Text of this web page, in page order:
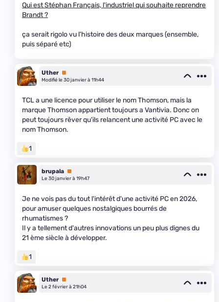
Qui est Stéphan Français, l'industriel qui souhaite reprendre
Brandt ?
ça serait rigolo vu l'histoire des deux marques (ensemble,
puis séparé etc)
Uther Premium
Modifié le 30 janvier à 11h44
TCL a une licence pour utiliser le nom Thomson, mais la
marque Thomson appartient toujours a Vantivia. Donc on
peut toujours rêver qu'ils relancent une activité PC avec le
nom Thomson.
1
brupala Premium
Le 30 janvier à 19h47
Je ne vois pas du tout l'intérêt d'une activité PC en 2026,
pour amuser quelques nostalgiques bourrés de
rhumatismes ?
Il y a tellement d'autres innovations un peu plus dignes du
21 ème siècle à développer.
1
Uther Premium
Le 2 février à 21h04